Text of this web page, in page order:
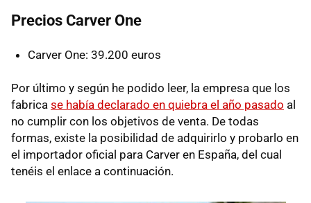
Precios Carver One
Carver One: 39.200 euros
Por último y según he podido leer, la empresa que los
fabrica se había declarado en quiebra el año pasado al
no cumplir con los objetivos de venta. De todas
formas, existe la posibilidad de adquirirlo y probarlo en
el importador oficial para Carver en España, del cual
tenéis el enlace a continuación.